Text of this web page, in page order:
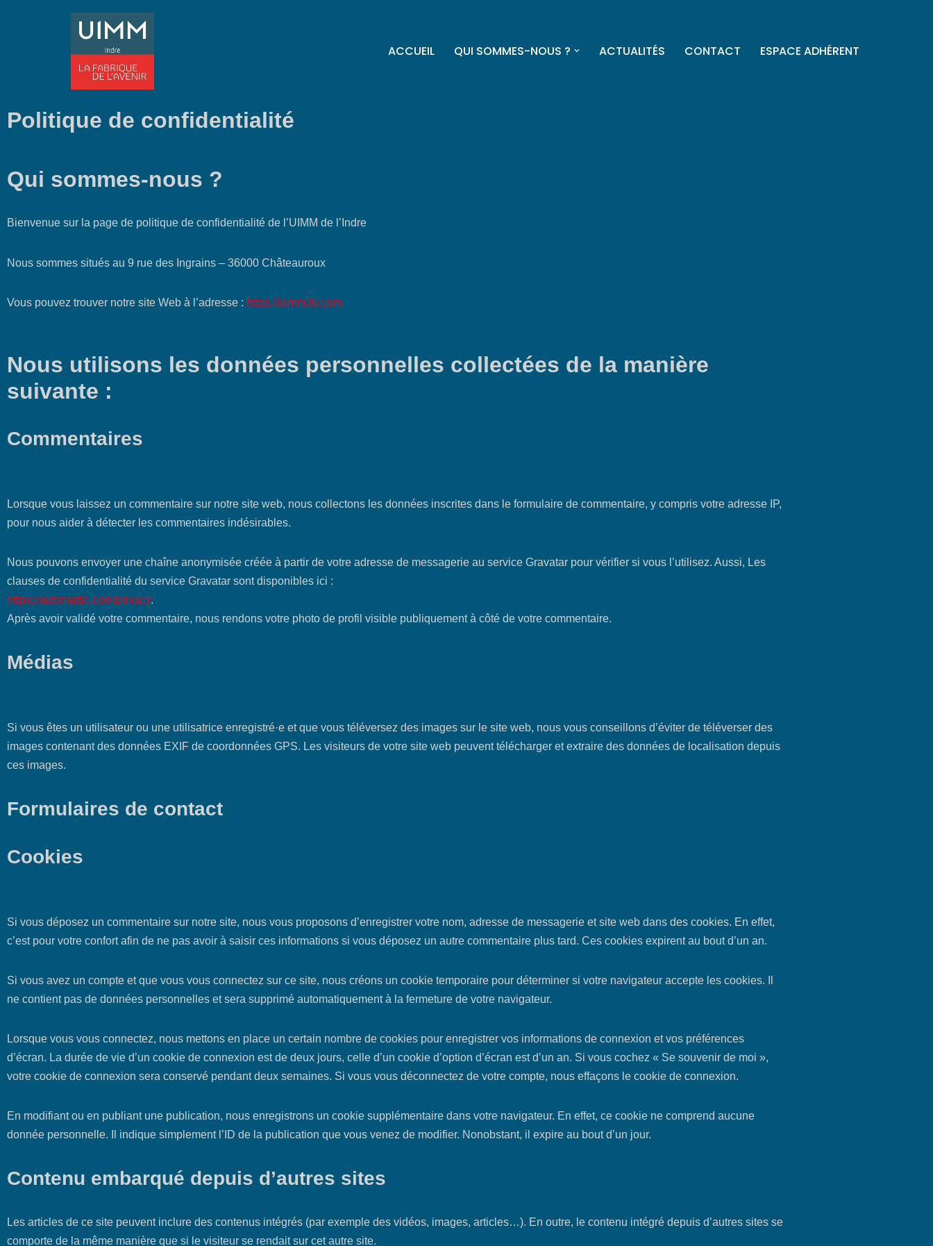
ACCUEIL QUI SOMMES-NOUS ? ACTUALITÉS CONTACT ESPACE ADHÉRENT
Politique de confidentialité
Qui sommes-nous ?
Bienvenue sur la page de politique de confidentialité de l’UIMM de l’Indre
Nous sommes situés au 9 rue des Ingrains – 36000 Châteauroux
Vous pouvez trouver notre site Web à l’adresse : https://uimm36.com
Nous utilisons les données personnelles collectées de la manière
suivante :
Commentaires
Lorsque vous laissez un commentaire sur notre site web, nous collectons les données inscrites dans le formulaire de commentaire, y compris votre adresse IP,
pour nous aider à détecter les commentaires indésirables.
Nous pouvons envoyer une chaîne anonymisée créée à partir de votre adresse de messagerie au service Gravatar pour vérifier si vous l’utilisez. Aussi, Les
clauses de confidentialité du service Gravatar sont disponibles ici :
https://automattic.com/privacy.
Après avoir validé votre commentaire, nous rendons votre photo de profil visible publiquement à côté de votre commentaire.
Médias
Si vous êtes un utilisateur ou une utilisatrice enregistré·e et que vous téléversez des images sur le site web, nous vous conseillons d’éviter de téléverser des
images contenant des données EXIF de coordonnées GPS. Les visiteurs de votre site web peuvent télécharger et extraire des données de localisation depuis
ces images.
Formulaires de contact
Cookies
Si vous déposez un commentaire sur notre site, nous vous proposons d’enregistrer votre nom, adresse de messagerie et site web dans des cookies. En effet,
c’est pour votre confort afin de ne pas avoir à saisir ces informations si vous déposez un autre commentaire plus tard. Ces cookies expirent au bout d’un an.
Si vous avez un compte et que vous vous connectez sur ce site, nous créons un cookie temporaire pour déterminer si votre navigateur accepte les cookies. Il
ne contient pas de données personnelles et sera supprimé automatiquement à la fermeture de votre navigateur.
Lorsque vous vous connectez, nous mettons en place un certain nombre de cookies pour enregistrer vos informations de connexion et vos préférences
d’écran. La durée de vie d’un cookie de connexion est de deux jours, celle d’un cookie d’option d’écran est d’un an. Si vous cochez « Se souvenir de moi »,
votre cookie de connexion sera conservé pendant deux semaines. Si vous vous déconnectez de votre compte, nous effaçons le cookie de connexion.
En modifiant ou en publiant une publication, nous enregistrons un cookie supplémentaire dans votre navigateur. En effet, ce cookie ne comprend aucune
donnée personnelle. Il indique simplement l’ID de la publication que vous venez de modifier. Nonobstant, il expire au bout d’un jour.
Contenu embarqué depuis d’autres sites
Les articles de ce site peuvent inclure des contenus intégrés (par exemple des vidéos, images, articles…). En outre, le contenu intégré depuis d’autres sites se
comporte de la même manière que si le visiteur se rendait sur cet autre site.